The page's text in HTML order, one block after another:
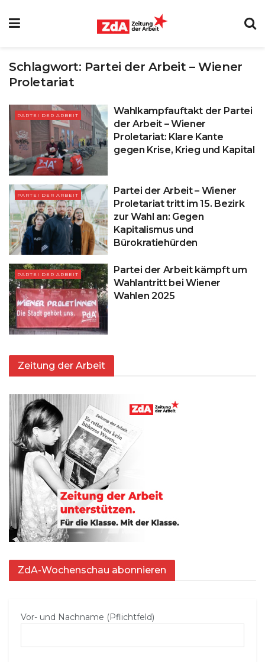
Schlagwort: Partei der Arbeit – Wiener
Proletariat
PARTEI DER ARBEIT
Wahlkampfauftakt der Partei
der Arbeit – Wiener
Proletariat: Klare Kante
gegen Krise, Krieg und Kapital
PARTEI DER ARBEIT
Partei der Arbeit – Wiener
Proletariat tritt im 15. Bezirk
zur Wahl an: Gegen
Kapitalismus und
Bürokratiehürden
PARTEI DER ARBEIT
Partei der Arbeit kämpft um
Wahlantritt bei Wiener
Wahlen 2025
Zeitung der Arbeit
ZdA-Wochenschau abonnieren
Vor- und Nachname (Pflichtfeld)